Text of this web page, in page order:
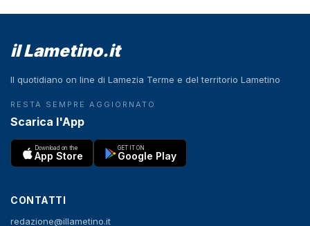
il Lametino.it
Il quotidiano on line di Lamezia Terme e del territorio Lametino
RESTA SEMPRE AGGIORNATO
Scarica l'App
Download on the
App Store
GET IT ON
Google Play
CONTATTI
redazione@illametino.it